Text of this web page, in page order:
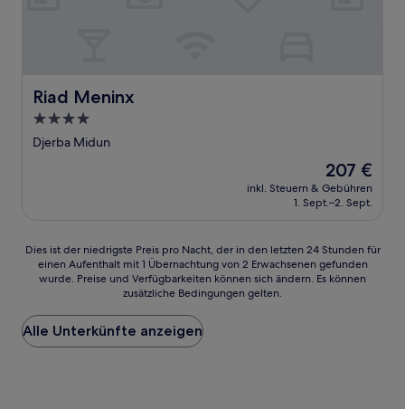
Riad Meninx
Riad Meninx
4.0-
Sterne-
Djerba Midun
Der
Preis
beträgt
207 €
inkl. Steuern & Gebühren
1. Sept.–2. Sept.
Dies
der
Preis
pro
Nacht,
Dies ist der niedrigste Preis pro Nacht, der in den letzten 24 Stunden für
einen Aufenthalt mit 1 Übernachtung von 2 Erwachsenen gefunden
wurde. Preise und Verfügbarkeiten können sich ändern. Es können
zusätzliche Bedingungen gelten.
Alle Unterkünfte anzeigen